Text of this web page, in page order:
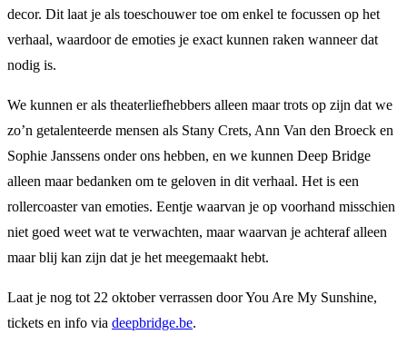
decor. Dit laat je als toeschouwer toe om enkel te focussen op het
verhaal, waardoor de emoties je exact kunnen raken wanneer dat
nodig is.
We kunnen er als theaterliefhebbers alleen maar trots op zijn dat we
zo’n getalenteerde mensen als Stany Crets, Ann Van den Broeck en
Sophie Janssens onder ons hebben, en we kunnen Deep Bridge
alleen maar bedanken om te geloven in dit verhaal. Het is een
rollercoaster van emoties. Eentje waarvan je op voorhand misschien
niet goed weet wat te verwachten, maar waarvan je achteraf alleen
maar blij kan zijn dat je het meegemaakt hebt.
Laat je nog tot 22 oktober verrassen door You Are My Sunshine,
tickets en info via deepbridge.be.